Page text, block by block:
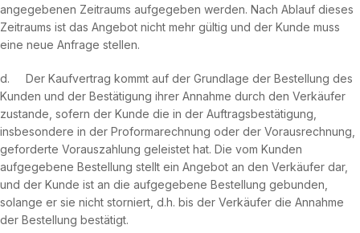
angegebenen Zeitraums aufgegeben werden. Nach Ablauf dieses
Zeitraums ist das Angebot nicht mehr gültig und der Kunde muss
eine neue Anfrage stellen.
d. Der Kaufvertrag kommt auf der Grundlage der Bestellung des
Kunden und der Bestätigung ihrer Annahme durch den Verkäufer
zustande, sofern der Kunde die in der Auftragsbestätigung,
insbesondere in der Proformarechnung oder der Vorausrechnung,
geforderte Vorauszahlung geleistet hat. Die vom Kunden
aufgegebene Bestellung stellt ein Angebot an den Verkäufer dar,
und der Kunde ist an die aufgegebene Bestellung gebunden,
solange er sie nicht storniert, d.h. bis der Verkäufer die Annahme
der Bestellung bestätigt.